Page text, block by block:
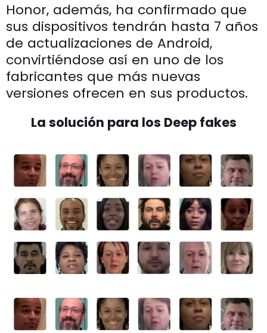
Honor, además, ha confirmado que
sus dispositivos tendrán hasta 7 años
de actualizaciones de Android,
convirtiéndose así en uno de los
fabricantes que más nuevas
versiones ofrecen en sus productos.
La solución para los Deep fakes